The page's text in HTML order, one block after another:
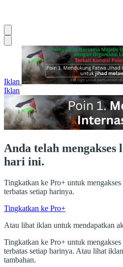
Iklan
Iklan
Anda telah mengakses
hari ini.
Tingkatkan ke Pro+ untuk mengakses
terbatas setiap harinya.
Tingkatkan ke Pro+
Atau lihat iklan untuk mendapatkan
Tingkatkan ke Pro+ untuk mengakses
terbatas setiap harinya. Atau lihat
tambahan.